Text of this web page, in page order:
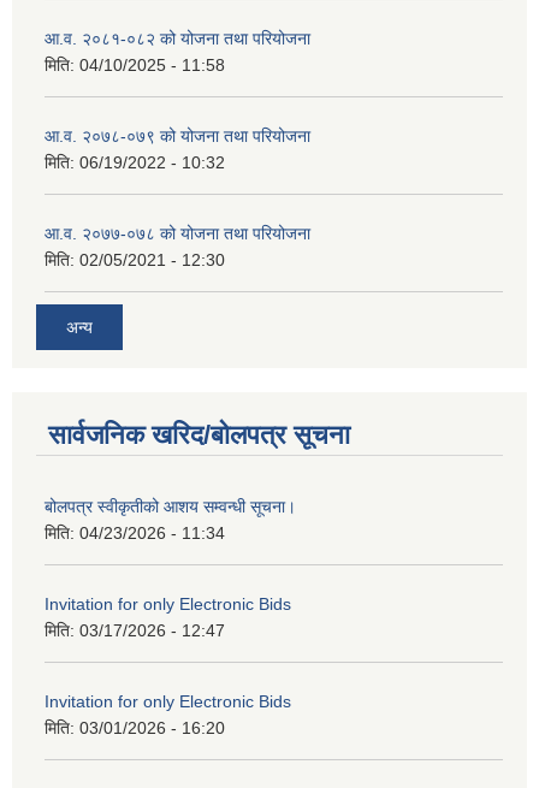
आ.व. २०८१-०८२ को योजना तथा परियोजना
मिति: 04/10/2025 - 11:58
आ.व. २०७८-०७९ को योजना तथा परियोजना
मिति: 06/19/2022 - 10:32
आ.व. २०७७-०७८ को योजना तथा परियोजना
मिति: 02/05/2021 - 12:30
अन्य
सार्वजनिक खरिद/बोलपत्र सूचना
बोलपत्र स्वीकृतीको आशय सम्वन्धी सूचना।
मिति: 04/23/2026 - 11:34
Invitation for only Electronic Bids
मिति: 03/17/2026 - 12:47
Invitation for only Electronic Bids
मिति: 03/01/2026 - 16:20